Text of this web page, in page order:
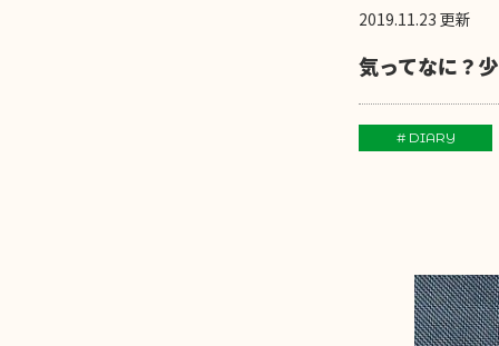
2019.11.23 更新
気ってなに？
# DIARY